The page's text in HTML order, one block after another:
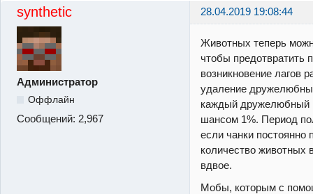
synthetic 28.04.2019 19:08:44
Администратор
Оффлайн
Сообщений: 2,967
Животных теперь
чтобы предотвратить
возникновение лагов
удаление
каждый дружелюбный
шансом 1%. Период
если чанки постоянно
количество
вдвое.
Мобы, которым с